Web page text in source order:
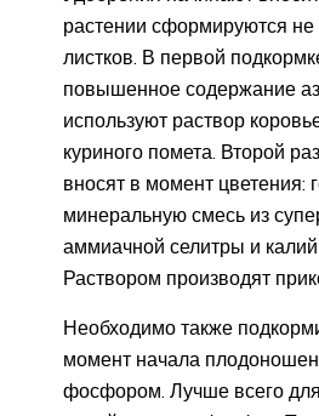
растении сформируются
листков. В первой
повышенное содержание
используют раствор
куриного помета. Второй
вносят в момент цветения:
минеральную смесь из
аммиачной селитры и
Раствором производят
Необходимо также
момент начала
фосфором. Лучше всего